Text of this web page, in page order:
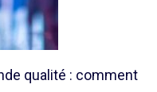
qualité : comment